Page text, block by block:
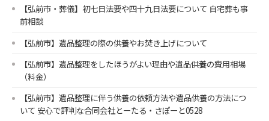
【弘前市・葬儀】初七日法要や四十九日法要について 自宅葬も事
前相談
【弘前市】遺品整理の際の供養やお焚き上げについて
【弘前市】遺品整理をしたほうがよい理由や遺品供養の費用相場
（料金）
【弘前市】遺品整理に伴う供養の依頼方法や遺品供養の方法につ
いて 安心で評判な合同会社とーたる・さぽーと0528